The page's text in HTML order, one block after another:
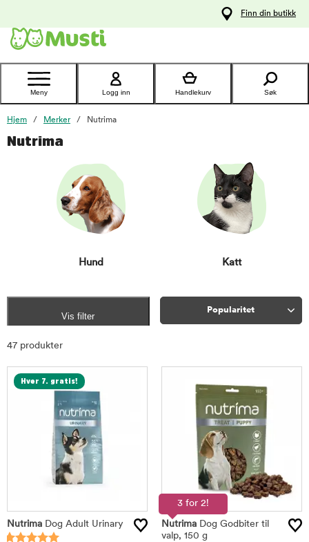
Kontakt
kundeservice
Finn din butikk
Meny Logg inn Handlekurv Søk
Hjem Merker Nutrima
Nutrima
Hund
Katt
Vis filter
Popularitet
47 produkter
Hver 7. gratis!
Nutrima Dog Adult Urinary
3 for 2!
Nutrima Dog Godbiter til
valp, 150 g